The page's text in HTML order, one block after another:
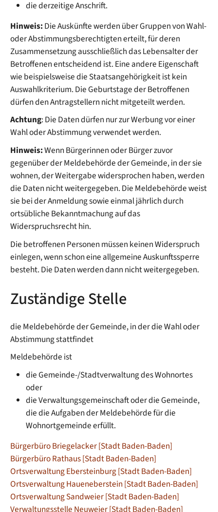
diederzeitigeAnschrift.
Hinweis: Die Auskünfte werden über Gruppen von Wahl-
oder Abstimmungsberechtigten erteilt, für deren
Zusammensetzung ausschließlich das Lebensalter der
Betroffenen entscheidend ist. Eine andere Eigenschaft
wie beispielsweise die Staatsangehörigkeit ist kein
Auswahlkriterium. Die Geburtstage der Betroffenen
dürfen den Antragstellern nicht mitgeteilt werden.
Achtung: Die Daten dürfen nur zur Werbung vor einer
Wahl oder Abstimmung verwendet werden.
Hinweis:Wenn Bürgerinnen oder Bürger zuvor
gegenüber der Meldebehörde der Gemeinde, in der sie
wohnen, der Weitergabe widersprochen haben, werden
die Daten nicht weitergegeben. Die Meldebehörde weist
sie bei der Anmeldung sowie einmal jährlich durch
ortsübliche Bekanntmachung auf das
Widerspruchsrecht hin.
Die betroffenen Personen müssen keinen Widerspruch
einlegen, wenn schon eine allgemeine Auskunftssperre
besteht. Die Daten werden dann nicht weitergegeben.
Zuständige Stelle
die Meldebehörde der Gemeinde, in der die Wahl oder
Abstimmung stattfindet
Meldebehörde ist
die Gemeinde-/Stadtverwaltung des Wohnortes
oder
die Verwaltungsgemeinschaft oder die Gemeinde,
die die Aufgaben der Meldebehörde für die
Wohnortgemeinde erfüllt.
Bürgerbüro Briegelacker [Stadt Baden-Baden]
Bürgerbüro Rathaus [Stadt Baden-Baden]
Ortsverwaltung Ebersteinburg [Stadt Baden-Baden]
Ortsverwaltung Haueneberstein [Stadt Baden-Baden]
Ortsverwaltung Sandweier [Stadt Baden-Baden]
Verwaltungsstelle Neuweier [Stadt Baden-Baden]